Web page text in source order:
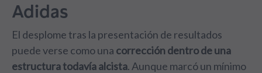
Adidas
El desplome tras la presentación de resultados
puede verse como una corrección dentro de una
estructura todavía alcista. Aunque marcó un mínimo